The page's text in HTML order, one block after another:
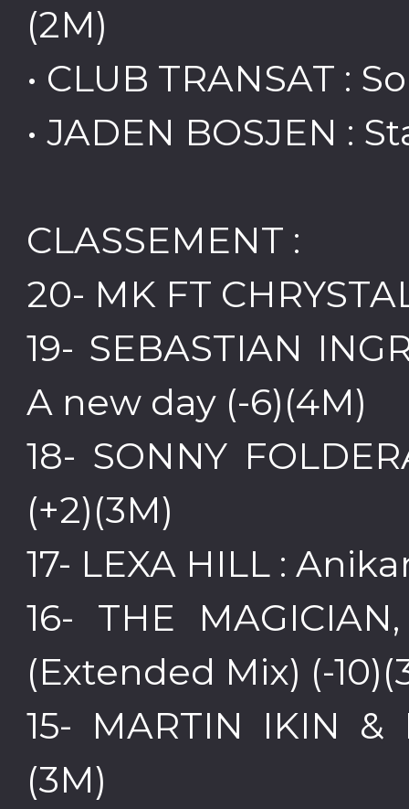
(2M)
• CLUB TRANSAT :
• JADEN BOSJEN :
CLASSEMENT :
20- MK FT
19- SEBASTIAN
A new day (-6)(4M)
18- SONNY
(+2)(3M)
17- LEXA HILL :
16- THE
(Extended Mix) (-
15- MARTIN IKIN &
(3M)